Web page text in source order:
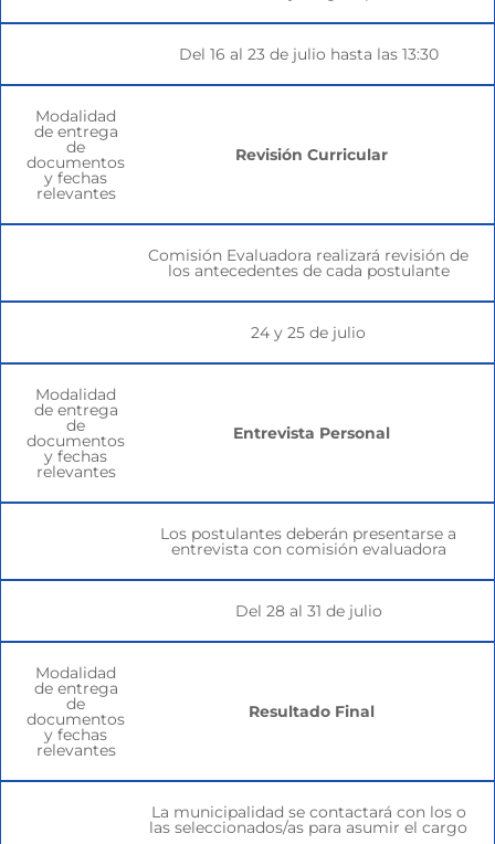
Del 16 al 23 de julio hasta las 13:30
Modalidad
de entrega
de
documentos
y fechas
relevantes
Revisión Curricular
Comisión Evaluadora realizará revisión de
los antecedentes de cada postulante
24 y 25 de julio
Modalidad
de entrega
de
documentos
y fechas
relevantes
Entrevista Personal
Los postulantes deberán presentarse a
entrevista con comisión evaluadora
Del 28 al 31 de julio
Modalidad
de entrega
de
documentos
y fechas
relevantes
Resultado Final
La municipalidad se contactará con los o
las seleccionados/as para asumir el cargo